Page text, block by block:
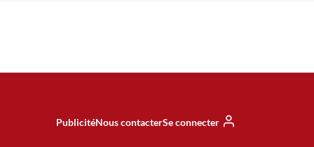
PublicitéNous contacterSe connecter